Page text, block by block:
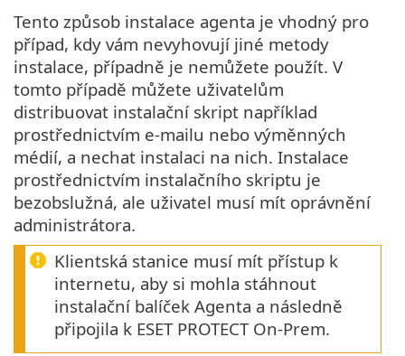
Tento způsob instalace agenta je vhodný pro
případ, kdy vám nevyhovují jiné metody
instalace, případně je nemůžete použít. V
tomto případě můžete uživatelům
distribuovat instalační skript například
prostřednictvím e-mailu nebo výměnných
médií, a nechat instalaci na nich. Instalace
prostřednictvím instalačního skriptu je
bezobslužná, ale uživatel musí mít oprávnění
administrátora.
Klientská stanice musí mít přístup k
internetu, aby si mohla stáhnout
instalační balíček Agenta a následně
připojila k ESET PROTECT On-Prem.